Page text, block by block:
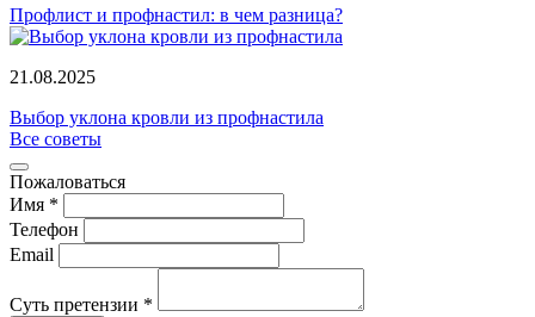
Профлист и профнастил: в чем разница?
21.08.2025
Выбор уклона кровли из профнастила
Все советы
Пожаловаться
Имя *
Телефон
Email
Суть претензии *